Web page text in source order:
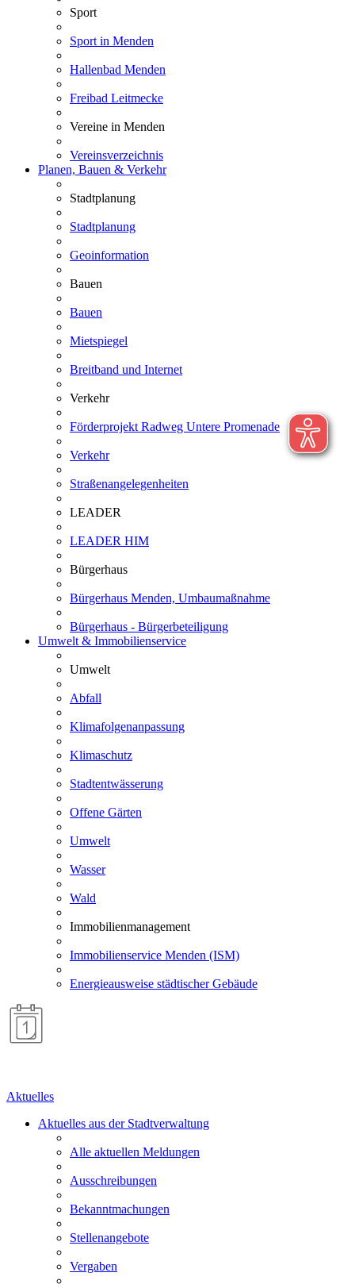
Sport
Sport in Menden
Hallenbad Menden
Freibad Leitmecke
Vereine in Menden
Vereinsverzeichnis
Planen, Bauen & Verkehr
Stadtplanung
Stadtplanung
Geoinformation
Bauen
Bauen
Mietspiegel
Breitband und Internet
Verkehr
Förderprojekt Radweg Untere Promenade
Verkehr
Straßenangelegenheiten
LEADER
LEADER HIM
Bürgerhaus
Bürgerhaus Menden, Umbaumaßnahme
Bürgerhaus - Bürgerbeteiligung
Umwelt & Immobilienservice
Umwelt
Abfall
Klimafolgenanpassung
Klimaschutz
Stadtentwässerung
Offene Gärten
Umwelt
Wasser
Wald
Immobilienmanagement
Immobilienservice Menden (ISM)
Energieausweise städtischer Gebäude
Aktuelles
Aktuelles aus der Stadtverwaltung
Alle aktuellen Meldungen
Ausschreibungen
Bekanntmachungen
Stellenangebote
Vergaben